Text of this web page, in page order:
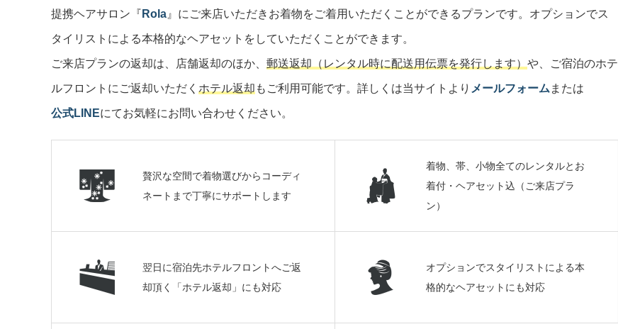
提携ヘアサロン『 Rola 』にご来店いただきお着物をご着用いただくことができるプランです。オプションでス
タイリストによる本格的なヘアセットをしていただくことができます。
ご来店プランの返却は、店舗返却のほか、 郵送返却（レンタル時に配送用伝票を発行します） や、ご宿泊のホテ
ルフロントにご返却いただく ホテル返却 もご利用可能です。詳しくは当サイトより メールフォーム または
公式LINEにてお気軽にお問い合わせください。
贅沢な空間で着物選びからコーディ
ネートまで丁寧にサポートします
着物、帯、小物全てのレンタルとお
着付・ヘアセット込（ご来店プラ
ン）
翌日に宿泊先ホテルフロントへご返
却頂く「ホテル返却」にも対応
オプションでスタイリストによる本
格的なヘアセットにも対応